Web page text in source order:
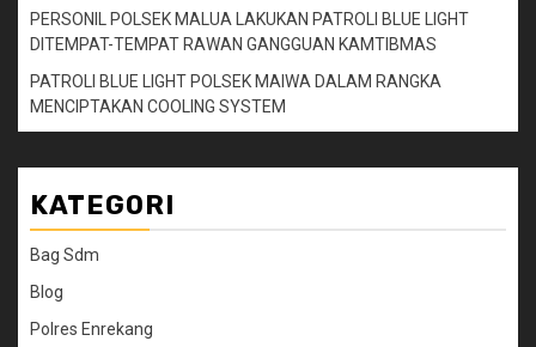
PERSONIL POLSEK MALUA LAKUKAN PATROLI BLUE LIGHT
DITEMPAT-TEMPAT RAWAN GANGGUAN KAMTIBMAS
PATROLI BLUE LIGHT POLSEK MAIWA DALAM RANGKA
MENCIPTAKAN COOLING SYSTEM
KATEGORI
Bag Sdm
Blog
Polres Enrekang